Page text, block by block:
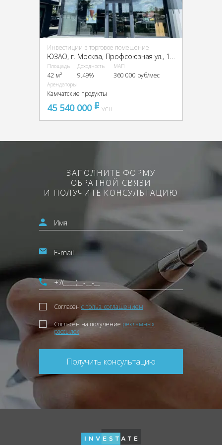
Инвестиции в торговое помещение
ЮЗАО, г. Москва, Профсоюзная ул., 152к1
Площадь
42 м²
Доходность
9.49%
МАП
360 000 руб/мес
Арендаторы
Камчатские продукты
45 540 000 pуб
УСН
ЗАПОЛНИТЕ ФОРМУ
ОБРАТНОЙ СВЯЗИ
И ПОЛУЧИТЕ КОНСУЛЬТАЦИЮ
Согласен с польз. соглашением
Согласен на получение рекламных
рассылок
Получить консультацию